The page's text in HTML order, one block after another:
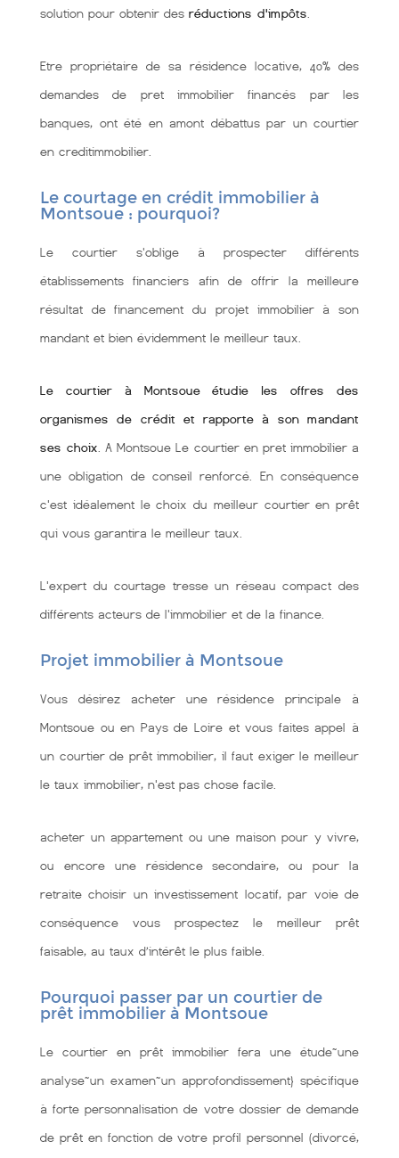
solution pour obtenir des réductions d'impôts
Etre propriétaire de sa résidence locative, 40% des
demandes de pret immobilier financés par les
banques, ont été en amont débattus par un courtier
en creditimmobilier.
Le courtage en crédit immobilier à
Montsoue : pourquoi?
Le courtier s'oblige à prospecter différents
établissements financiers afin de offrir la meilleure
résultat de financement du projet immobilier à son
mandant et bien évidemment le meilleur taux.
Le courtier à Montsoue étudie les offres des
organismes de crédit et rapporte à son mandant
ses choix . A Montsoue Le courtier en pret immobilier a
une obligation de conseil renforcé. En conséquence
c'est idéalement le choix du meilleur courtier en prêt
qui vous garantira le meilleur taux.
L'expert du courtage tresse un réseau compact des
différents acteurs de l'immobilier et de la finance.
Projet immobilier à Montsoue
Vous désirez acheter une résidence principale à
Montsoue ou en Pays de Loire et vous faites appel à
un courtier de prêt immobilier, il faut exiger le meilleur
le taux immobilier, n'est pas chose facile.
acheter un appartement ou une maison pour y vivre,
ou encore une résidence secondaire, ou pour la
retraite choisir un investissement locatif, par voie de
conséquence vous prospectez le meilleur prêt
faisable, au taux d’intérêt le plus faible.
Pourquoi passer par un courtier de
prêt immobilier à Montsoue
Le courtier en prêt immobilier fera une étude~une
analyse~un examen~un approfondissement} spécifique
à forte personnalisation de votre dossier de demande
de prêt en fonction de votre profil personnel (divorcé,